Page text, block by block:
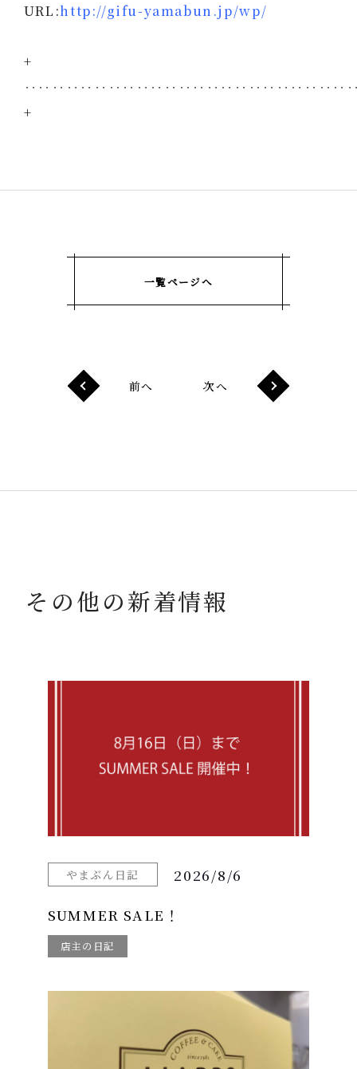
URL:http://gifu-yamabun.jp/wp/
+
+
前へ
一覧ページへ
次へ
その他の新着情報
やまぶん日記 2026/8/6
SUMMER SALE！
店主の日記